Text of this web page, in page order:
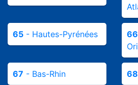
65 - Hautes-Pyrénées 66
67 - Bas-Rhin 68